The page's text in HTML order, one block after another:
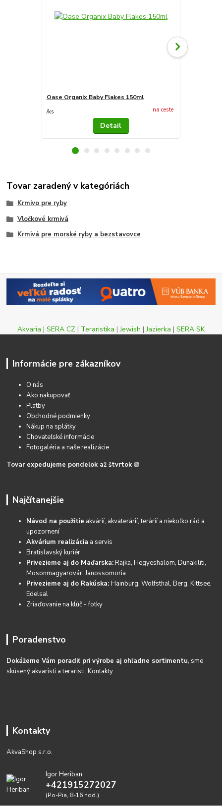
Oase Organix Baby Flakes 150ml
/ks na ceste
Detail
Tovar zaradený v kategóriách
Krmivo pre ryby
Vločkové krmivá
Krmivá pre morské ryby a bezstavovce
Akvaria | SERA CZ | Teraristika |Jewish |Jazierka | SERA SK
Informácie pre zákazníkov
O nás
Ako nakupovať
Platby
Obchodné podmienky
Nákup na splátky
Chovateľské informácie
Fotogaléria a naše realizácie
Tovar expedujeme pondelok až štvrtok 🟢
Najčítanejšie
Návod na použitie akvárií, akvaterárií, terárií a niekoľko rád a
upozornení
Akvárium realizácia a servis
Bratislavský kuriér
Privezieme aj do Maďarska:Rajka, Hegyeshalom, Dunakiliti,
Mosonmagyarovár, Janossomoria
Privezieme aj do Rakúska:Hainburg, Wolfsthal, Berg, Kittsee,
Edelsal
Zriaďovanie na kĺúč - fotky
Poradenstvo
Dokážeme Vám poradiť pri výrobe aj ohľadne sortimentu, sme
skúsený akvaristi a teraristi.Kontakty
Kontakty
AkvaShop s.r.o.
Igor Heriban
+421915272027
(Po-Pia, 8-16 hod.)